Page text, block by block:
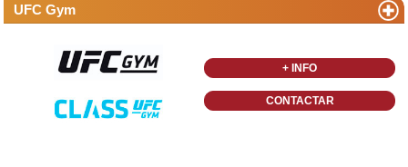
UFC Gym
+ INFO
CONTACTAR